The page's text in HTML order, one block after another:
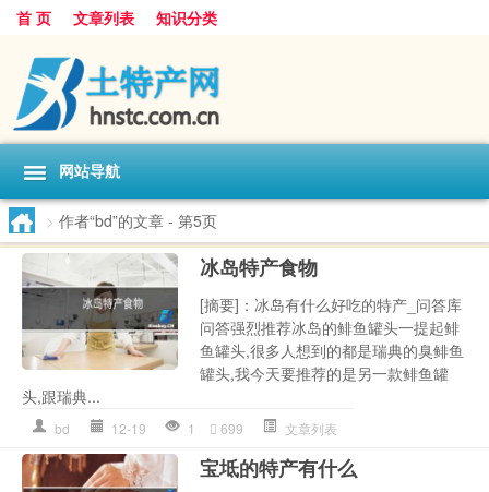
首 页 文章列表 知识分类
网站导航
> 作者“bd”的文章 - 第5页
冰岛特产食物
[摘要]：冰岛有什么好吃的特产_问答库
问答强烈推荐冰岛的鲱鱼罐头一提起鲱
鱼罐头,很多人想到的都是瑞典的臭鲱鱼
罐头,我今天要推荐的是另一款鲱鱼罐
头,跟瑞典...
bd 12-19 1 699 文章列表
宝坻的特产有什么